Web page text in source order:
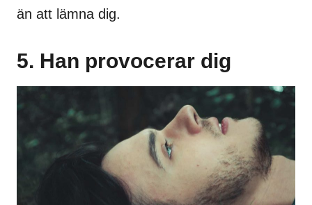
än att lämna dig.
5. Han provocerar dig